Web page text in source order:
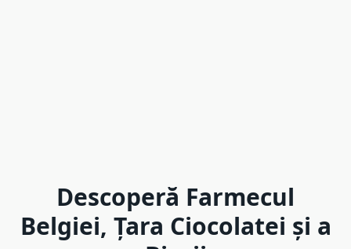
Descoperă Farmecul
Belgiei, Țara Ciocolatei și a